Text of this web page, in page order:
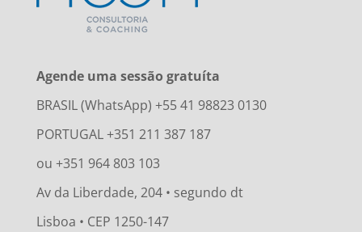
Agende uma sessão gratuíta
BRASIL (WhatsApp) +55 41 98823 0130
PORTUGAL +351 211 387 187
ou +351 964 803 103
Av da Liberdade, 204 • segundo dt
Lisboa • CEP 1250-147